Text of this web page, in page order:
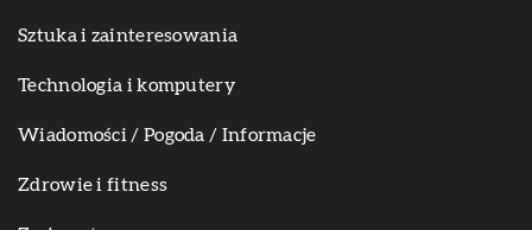
Sztuka i zainteresowania
Technologia i komputery
Wiadomości / Pogoda / Informacje
Zdrowie i fitness